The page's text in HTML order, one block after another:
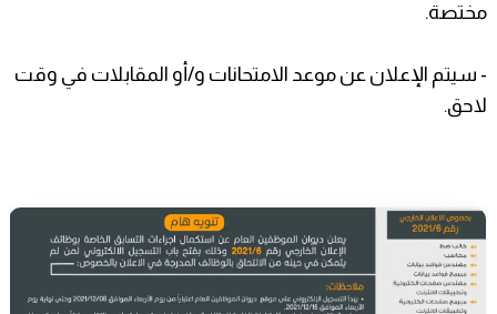
مختصة.
- سيتم الإعلان عن موعد الامتحانات و/أو المقابلات في وقت
لاحق.